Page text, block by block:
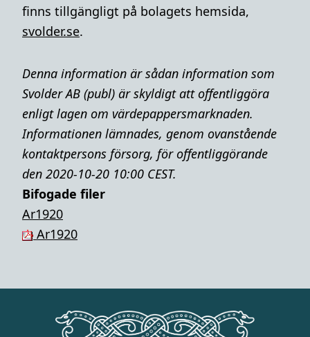
finns tillgängligt på bolagets hemsida,
svolder.se.
Denna information är sådan information som
Svolder AB (publ) är skyldigt att offentliggöra
enligt lagen om värdepappersmarknaden.
Informationen lämnades, genom ovanstående
kontaktpersons försorg, för offentliggörande
den 2020-10-20 10:00 CEST.
Bifogade filer
Ar1920
Ar1920